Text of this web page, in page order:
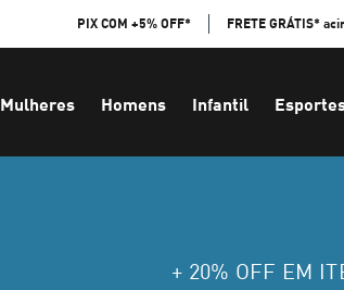
PIX COM +5% OFF* FRETE GRÁTIS*
Mulheres Homens Infantil
+ 20% OFF EM